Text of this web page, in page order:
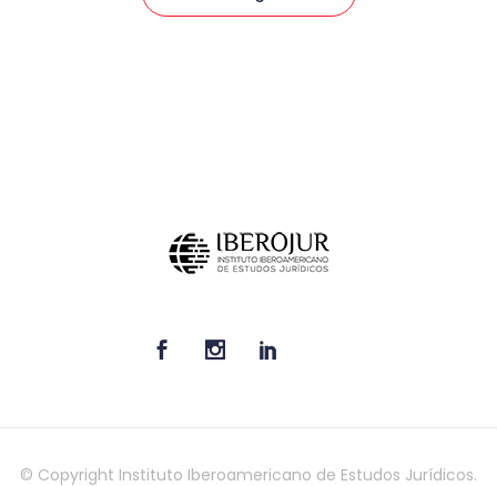
© Copyright Instituto Iberoamericano de Estudos Jurídicos.